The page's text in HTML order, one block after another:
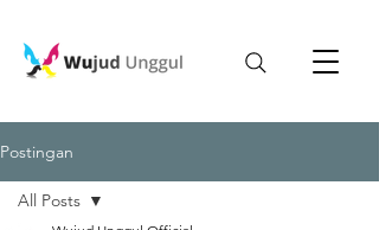
Postingan
All Posts